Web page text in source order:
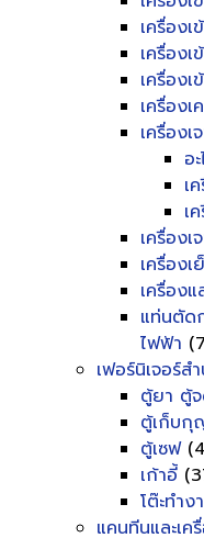
เครื่อง
เครื่อง
เครื่องเ
เครื่อง
เครื่องเ
อ
เ
เ
เครื่องเ
เครื่อง
เครื่อง
แท่นตัด
ไฟฟ้า
เฟอร์นิเจอร์ส
ตู้ยา ตู้
ตู้เก็บกุ
ตู้เซฟ
เก้าอี้
โต๊ะทำง
แคนทีนและเค